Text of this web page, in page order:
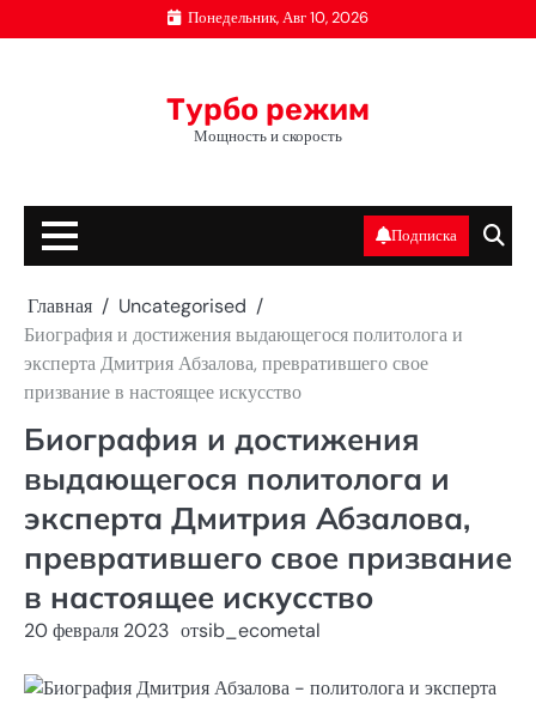
к
Понедельник, Авг 10, 2026
Турбо режим
Мощность и скорость
Подписка
Главная
Uncategorised
Биография и достижения выдающегося политолога и
эксперта Дмитрия Абзалова, превратившего свое
призвание в настоящее искусство
Биография и достижения
выдающегося политолога и
эксперта Дмитрия Абзалова,
превратившего свое призвание
в настоящее искусство
20 февраля 2023 отsib_ecometal